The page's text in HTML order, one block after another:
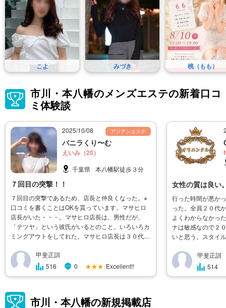
こよ みづき 桃（もも）
市川・本八幡のメンズエステの新着口コ
ミ体験談
2025/10/08 アジアンエステ
バニラくり〜む
えいみ（20）
千葉県 本八幡駅徒歩３分
７回目の突撃！！
７回目の突撃であるため、店長と仲良くなった。※
口コミを書くことはOKを貰っています。マサヒロ
店長がいた・・・。マサヒロ店長は、男性だが、
「テツヤ」という彼氏がいるとのこと。いろいろカ
ミングアウトをしてれた。マサヒロ店長は３０代後
そうに話していた。私に対してもスキンシップが多
くて、距離感が近く感じる（笑）店長は
甲斐正訓
516
0 ★★★ Excellent!!
女性の質は良い
行った時間が悪か
った。全員２０代
よくわからなかっ
ナは敏感なので２
いと思う。スタイ
し、怪しい感じが
も・・・と言う雰
甲斐正訓
514
市川・本八幡の新規掲載店